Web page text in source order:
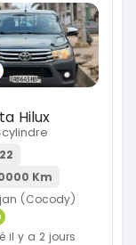
Hilux
Km
(Cocody)
il y a 2 jours